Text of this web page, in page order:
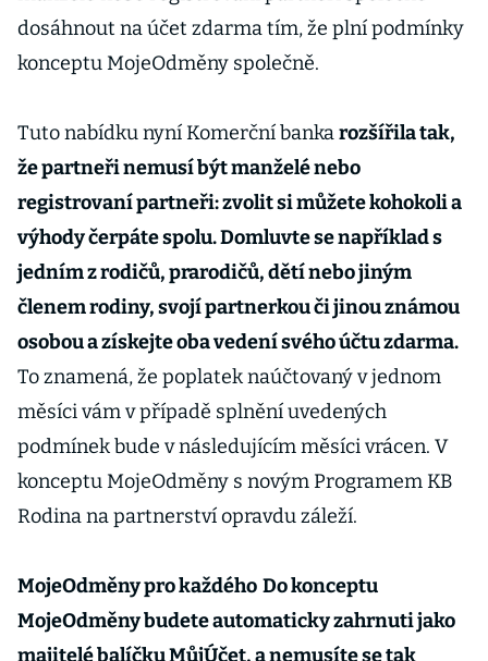
dosáhnout na účet zdarma tím, že plní podmínky
konceptu MojeOdměny společně.
Tuto nabídku nyní Komerční bankarozšířila tak,
že partneři nemusí být manželé nebo
registrovaní partneři: zvolit si můžete kohokoli a
výhody čerpáte spolu. Domluvte se například s
jedním z rodičů, prarodičů, dětí nebo jiným
členem rodiny, svojí partnerkou či jinou známou
osobou a získejte oba vedení svého účtu zdarma.
To znamená, že poplatek naúčtovaný v jednom
měsíci vám v případě splnění uvedených
podmínek bude v následujícím měsíci vrácen. V
konceptu MojeOdměny s novým Programem KB
Rodina na partnerství opravdu záleží.
MojeOdměny pro každého Do konceptu
MojeOdměny budete automaticky zahrnuti jako
majitelé balíčku MůjÚčet, a nemusíte se tak